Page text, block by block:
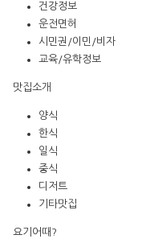
건강정보
운전면허
시민권/이민/비자
교육/유학정보
맛집소개
양식
한식
일식
중식
디저트
기타맛집
요기어때?